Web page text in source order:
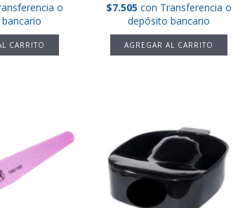
o
$7.505con Transferencia o
depósito bancario